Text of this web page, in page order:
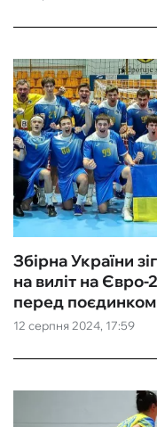
12 серпня 2024, 17:59
Збірна України
на виліт на
перед поєдинком